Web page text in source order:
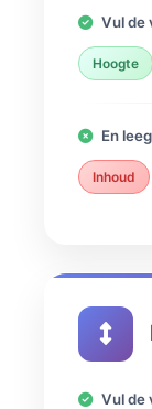
Vul de
Hoogte
En
Inhoud
Vul de